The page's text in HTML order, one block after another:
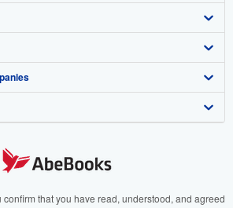
confirm that you have read, understood, and agreed